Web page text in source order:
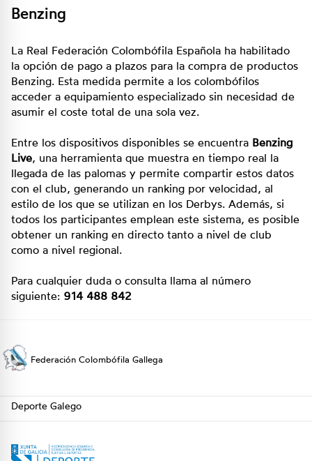
Benzing
La Real Federación Colombófila Española ha habilitado
la opción de pago a plazos para la compra de productos
Benzing. Esta medida permite a los colombófilos
acceder a equipamiento especializado sin necesidad de
asumir el coste total de una sola vez.
Entre los dispositivos disponibles se encuentra Benzing
Live, una herramienta que muestra en tiempo real la
llegada de las palomas y permite compartir estos datos
con el club, generando un ranking por velocidad, al
estilo de los que se utilizan en los Derbys. Además, si
todos los participantes emplean este sistema, es posible
obtener un ranking en directo tanto a nivel de club
como a nivel regional.
Para cualquier duda o consulta llama al número
siguiente: 914 488 842
Federación Colombófila Gallega
Deporte Galego